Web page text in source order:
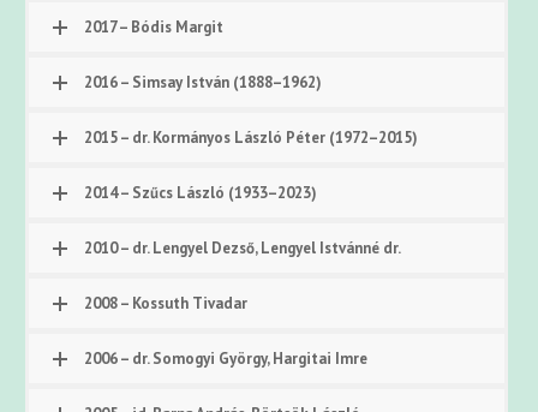
2017 – Bódis Margit
2016 – Simsay István (1888–1962)
2015 – dr. Kormányos László Péter (1972–2015)
2014 – Szűcs László (1933–2023)
2010 – dr. Lengyel Dezső, Lengyel Istvánné dr.
2008 – Kossuth Tivadar
2006 – dr. Somogyi György, Hargitai Imre